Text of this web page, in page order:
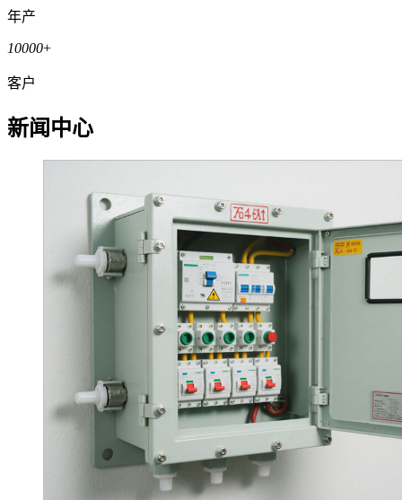
年产
10000+
客户
新闻中心